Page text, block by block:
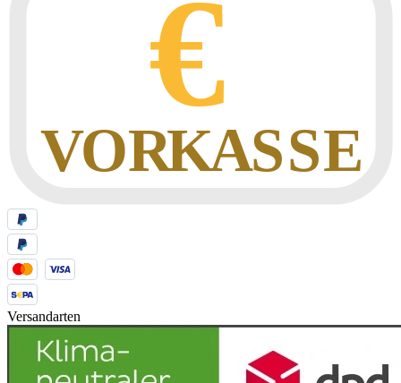
Versandarten